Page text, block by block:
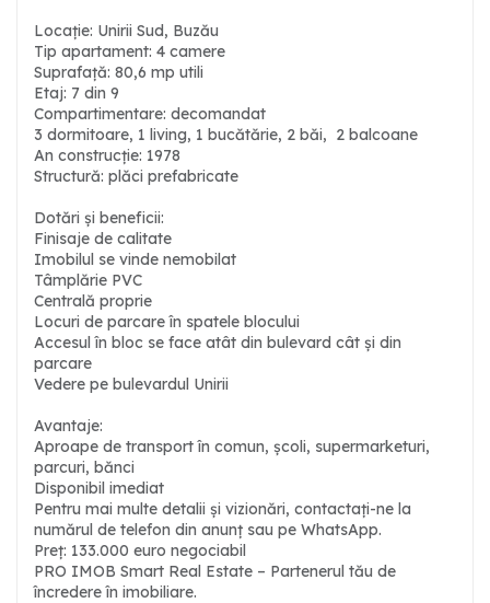
Locație: Unirii Sud, Buzău
Tip apartament: 4 camere
Suprafață: 80,6 mp utili
Etaj: 7 din 9
Compartimentare: decomandat
3 dormitoare, 1 living, 1 bucătărie, 2 băi, 2 balcoane
An construcție: 1978
Structură: plăci prefabricate
Dotări și beneficii:
Finisaje de calitate
Imobilul se vinde nemobilat
Tâmplărie PVC
Centrală proprie
Locuri de parcare în spatele blocului
Accesul în bloc se face atât din bulevard cât și din
parcare
Vedere pe bulevardul Unirii
Avantaje:
Aproape de transport în comun, școli, supermarketuri,
parcuri, bănci
Disponibil imediat
Pentru mai multe detalii și vizionări, contactați-ne la
numărul de telefon din anunț sau pe WhatsApp.
Preț: 133.000 euro negociabil
PRO IMOB Smart Real Estate – Partenerul tău de
încredere în imobiliare.